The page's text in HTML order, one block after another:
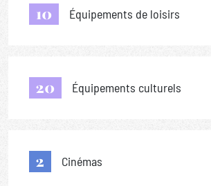
10 Équipements de loisirs
20 Équipements culturels
2 Cinémas